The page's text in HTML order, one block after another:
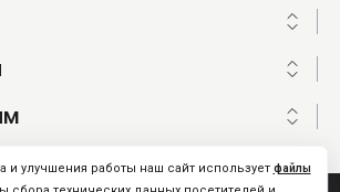
и улучшения работы наш сайт использует файлы